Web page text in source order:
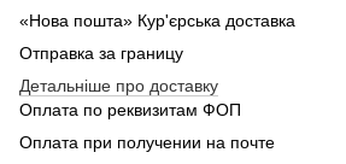
«Нова пошта» Кур'єрська доставка
Отправка за границу
Детальніше про доставку
Оплата по реквизитам ФОП
Оплата при получении на почте